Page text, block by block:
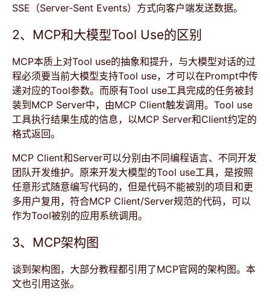
SSE（Server-Sent Events）方式向客户端发送数据。
2、MCP和大模型Tool Use的区别
MCP本质上对Tool use的抽象和提升，与大模型对话的过
程必须要当前大模型支持Tool use，才可以在Prompt中传
递对应的Tool参数。而原有Tool use工具完成的任务被封
装到MCP Server中，由MCP Client触发调用。Tool use
工具执行结果生成的信息，以MCP Server和Client约定的
格式返回。
MCP Client和Server可以分别由不同编程语言、不同开发
团队开发维护。原来开发大模型的Tool use工具，是按照
任意形式随意编写代码的，但是代码不能被别的项目和更
多用户复用，符合MCP Client/Server规范的代码，可以
作为Tool被别的应用系统调用。
3、MCP架构图
谈到架构图，大部分教程都引用了MCP官网的架构图。本
文也引用这张。